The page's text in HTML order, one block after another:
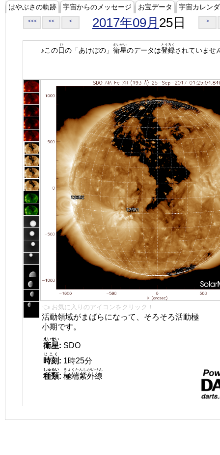
はやぶさの軌跡 宇宙からのメッセージ お宝データ 宇宙カレン
<<< << < 2017年09月 25日 >
♪この日
ひ
の「あけぼの」 衛星
えいせい
のデータは登録
とうろく
されていませ
👈 お気に入りのアイコンをクリック！
活動領域がまばらになって、そろそろ活動極
小期です。
衛星
えいせい
: SDO
時刻
じこく
: 1時25分
種類
しゅるい
: 極端紫外線
きょくたんしがいせん